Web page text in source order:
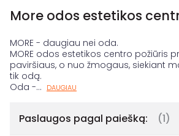
More odos estetikos
MORE - daugiau nei oda.
MORE odos estetikos centro požiūris
paviršiaus, o nuo žmogaus, siekiant
tik odą.
Oda -... DAUGIAU
Paslaugos pagal paiešką: (1)